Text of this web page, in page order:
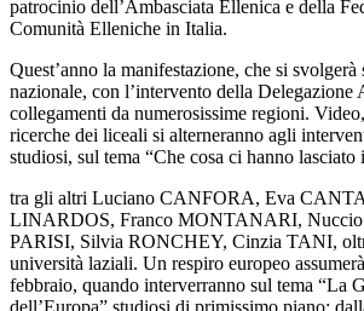
patrocinio dell’Ambasciata Ellenica e della
Comunità Elleniche in Italia.
Quest’anno la manifestazione, che si
nazionale, con l’intervento della Delegazione
collegamenti da numerosissime regioni.
ricerche dei liceali si alterneranno agli
studiosi, sul tema “Che cosa ci hanno lasciato
tra gli altri Luciano CANFORA, Eva
LINARDOS, Franco MONTANARI,
PARISI, Silvia RONCHEY, Cinzia TANI,
università laziali. Un respiro europeo
febbraio, quando interverranno sul tema “La
dell’Europa” studiosi di primissimo piano: